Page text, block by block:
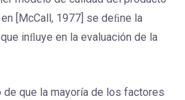
[McCall, 1977] se deﬁne la
inﬂuye en la evaluación de la
que la mayoría de los factores